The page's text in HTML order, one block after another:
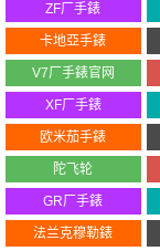
ZF厂手錶
卡地亞手錶
V7厂手錶官网
XF厂手錶
欧米茄手錶
陀飞轮
GR厂手錶
法兰克穆勒錶